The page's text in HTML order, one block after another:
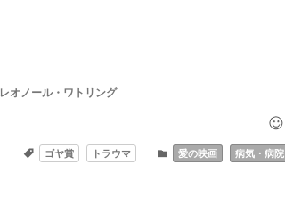
レオノール・ワトリング
愛の映画 病気・病院
ゴヤ賞 トラウマ